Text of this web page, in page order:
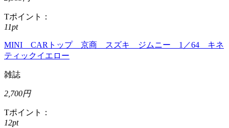
Tポイント：
11pt
MINI CARトップ 京商 スズキ ジムニー 1／64 キネ
ティックイエロー
雑誌
2,700円
Tポイント：
12pt